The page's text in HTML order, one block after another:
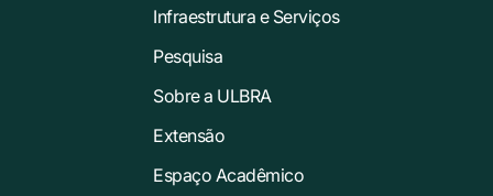
Infraestrutura e Serviços
Pesquisa
Sobre a ULBRA
Extensão
Espaço Acadêmico